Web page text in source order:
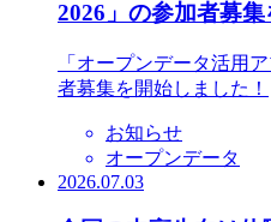
2026」の参加者募集
「オープンデータ活用
者募集を開始しました！
お知らせ
オープンデータ
2026.07.03